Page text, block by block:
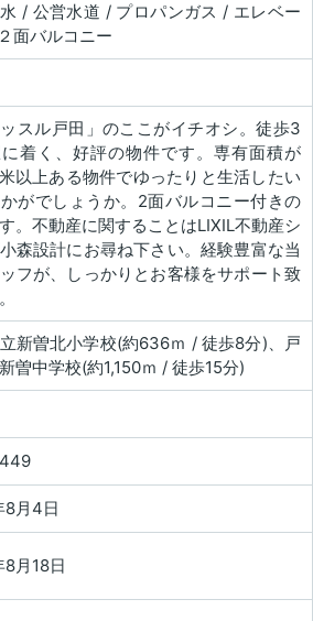
/ 公営水道 / プロパンガス / エレベー
面バルコニー
ッスル戸田」のここがイチオシ。徒歩3
着く、好評の物件です。専有面積が
以上ある物件でゆったりと生活したい
がでしょうか。2面バルコニー付きの
。不動産に関することはLIXIL不動産シ
森設計にお尋ね下さい。経験豊富な当
フが、しっかりとお客様をサポート致
新曽北小学校(約636ｍ / 徒歩8分)、戸
曽中学校(約1,150ｍ / 徒歩15分)
8月4日
月18日